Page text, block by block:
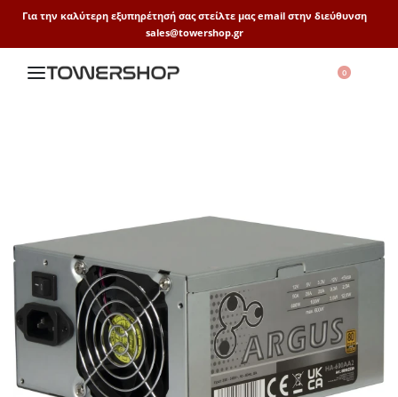
Για την καλύτερη εξυπηρέτησή σας στείλτε μας email στην διεύθυνση
sales@towershop.gr
0